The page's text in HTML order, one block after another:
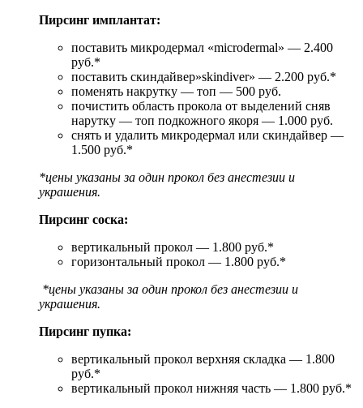
Пирсинг имплантат:
поставить микродермал «microdermal» — 2.400
руб.*
поставить скиндайвер»skindiver» — 2.200 руб.*
поменять накрутку — топ — 500 руб.
почистить область прокола от выделений сняв
нарутку — топ подкожного якоря — 1.000 руб.
снять и удалить микродермал или скиндайвер —
1.500 руб.*
*цены указаны за один прокол без анестезии и
украшения.
Пирсинг соска:
вертикальный прокол — 1.800 руб.*
горизонтальный прокол — 1.800 руб.*
*цены указаны за один прокол без анестезии и
украшения.
Пирсинг пупка:
вертикальный прокол верхняя складка — 1.800
руб.*
вертикальный прокол нижняя часть — 1.800 руб.*